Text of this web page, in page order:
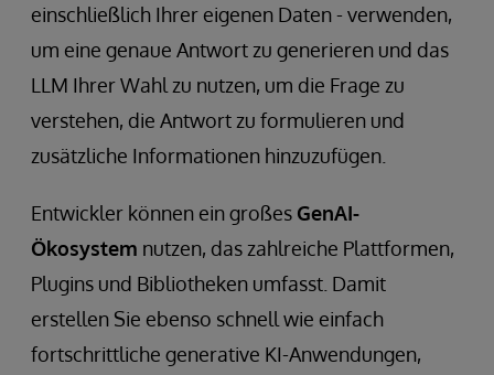
einschließlich Ihrer eigenen Daten - verwenden,
um eine genaue Antwort zu generieren und das
LLM Ihrer Wahl zu nutzen, um die Frage zu
verstehen, die Antwort zu formulieren und
zusätzliche Informationen hinzuzufügen.
Entwickler können ein großes GenAI-
Ökosystem nutzen, das zahlreiche Plattformen,
Plugins und Bibliotheken umfasst. Damit
erstellen Sie ebenso schnell wie einfach
fortschrittliche generative KI-Anwendungen,